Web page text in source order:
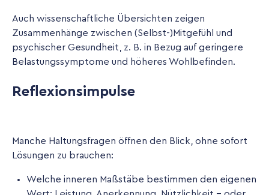
Auch wissenschaftliche Übersichten zeigen
Zusammenhänge zwischen (Selbst-)Mitgefühl und
psychischer Gesundheit, z. B. in Bezug auf geringere
Belastungssymptome und höheres Wohlbefinden.
Reflexionsimpulse
Manche Haltungsfragen öffnen den Blick, ohne sofort
Lösungen zu brauchen:
Welche inneren Maßstäbe bestimmen den eigenen